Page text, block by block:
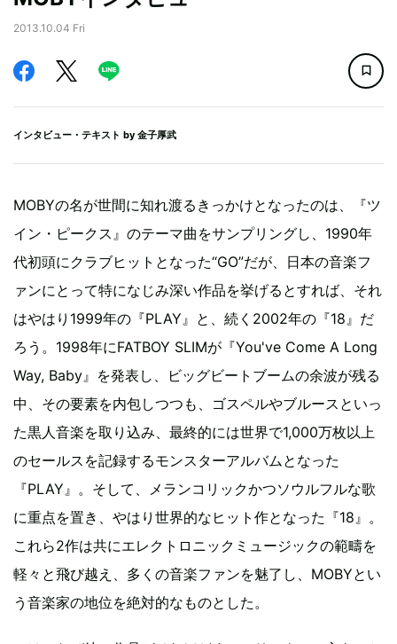
2013.10.04 Fri
インタビュー・テキスト by 金子厚武
MOBYの名が世間に知れ渡るきっかけとなったのは、『ツ
イン・ピークス』のテーマ曲をサンプリングし、1990年
代初頭にクラブヒットとなった“GO”だが、日本の音楽フ
ァンにとって特になじみ深い作品を挙げるとすれば、それ
はやはり1999年の『PLAY』と、続く2002年の『18』だ
ろう。1998年にFATBOY SLIMが『You've Come A Long
Way, Baby』を発表し、ビッグビートブームの余波が残る
中、その要素を内包しつつも、ゴスペルやブルースといっ
た黒人音楽を取り込み、最終的には世界で1,000万枚以上
のセールスを記録するモンスターアルバムとなった
『PLAY』。そして、メランコリックかつソウルフルな歌
に重点を置き、やはり世界的なヒット作となった『18』。
これら2作は共にエレクトロニックミュージックの範疇を
軽々と飛び越え、多くの音楽ファンを魅了し、MOBYとい
う音楽家の地位を絶対的なものとした。